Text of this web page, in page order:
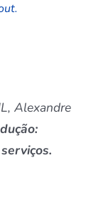
Alexandre